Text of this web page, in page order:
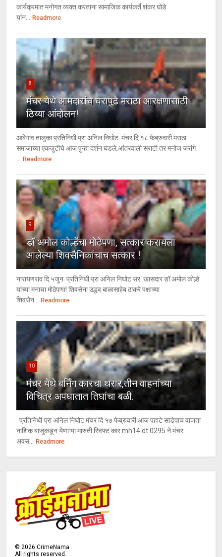
कार्यक्रमात मनोगत व्यक्त करताना सामाजिक कार्यकर्ते शंकर घोडे
यांन... Readmore
8
मंचर येथे आमदारांचे घरापुढे मराठा आरक्षणासाठी
ठिय्या आंदोलन!
आंबेगाव तालुका प्रतिनिधी प्रा अनिल निघोट मंचर दि १८ फेब्रुवारी मराठा
समाजाच्या एकजुटीचे आज पुन्हा दर्शन घडले,आंतरवाली सराटी तर मनोज जरांगे
... Readmore
9
डॉ अमोल कोल्हेंचा मोठेपणा, सत्कार करायला
आलेल्या शिवसैनिकांचाच सत्कार !
नारायणराव दि.५जुन प्रतिनिधी प्रा अनिल निघोट सर खासदार डॉ अमोल कोल्हे
यांच्या मनाचा मोठेपणा! शिवसेना उद्धव बाळासाहेब ठाकरे पक्षाच्या
शिवसैन... Readmore
10
मंचर येथे बर्निंग कारचा थरार,तीन वाहनांच्या
विचित्र अपघातात तिघांचा बळी.
प्रतिनिधी प्रा अनिल निघोट मंचर दि १७ फेब्रुवारी आज पहाटे साडेपाच वाजता
नाशिक बाजुकडून येणाऱ्या मारुती स्विफ्ट कार mh14 dt 0295 ने मंचर
अवस... Readmore
©2026 CrimeNama
All rights reserved.